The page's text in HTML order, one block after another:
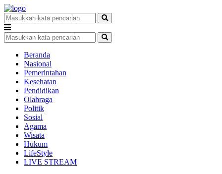
Beranda
Nasional
Pemerintahan
Kesehatan
Pendidikan
Olahraga
Politik
Sosial
Agama
Wisata
Hukum
LifeStyle
LIVE STREAM